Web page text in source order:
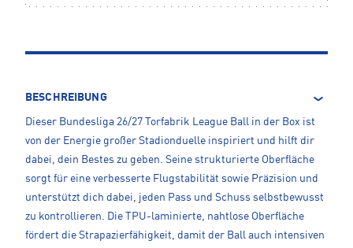
BESCHREIBUNG
Dieser Bundesliga 26/27 Torfabrik League Ball in der Box ist
von der Energie großer Stadionduelle inspiriert und hilft dir
dabei, dein Bestes zu geben. Seine strukturierte Oberfläche
sorgt für eine verbesserte Flugstabilität sowie Präzision und
unterstützt dich dabei, jeden Pass und Schuss selbstbewusst
zu kontrollieren. Die TPU-laminierte, nahtlose Oberfläche
fördert die Strapazierfähigkeit, damit der Ball auch intensiven